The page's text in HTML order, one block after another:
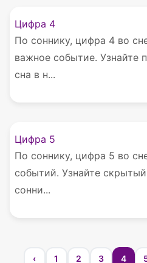
Цифра 4
По соннику, цифра 4 во
важное событие. Узнайте
сна в н...
Цифра 5
По соннику, цифра 5 во
событий. Узнайте
сонни...
‹ 1 2 3 4